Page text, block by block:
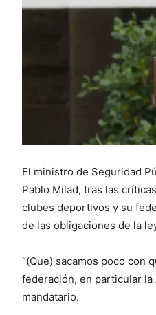
El ministro de Seguridad
Pablo Milad, tras las
clubes deportivos y su
de las obligaciones de la
“(Que) sacamos poco con
federación, en particular la
mandatario.